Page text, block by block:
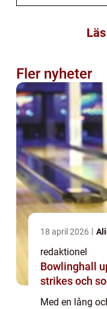
Fler nyheter
18 april 2026
redaktionel
Bowlinghall uppsala
strikes och
Med en lång